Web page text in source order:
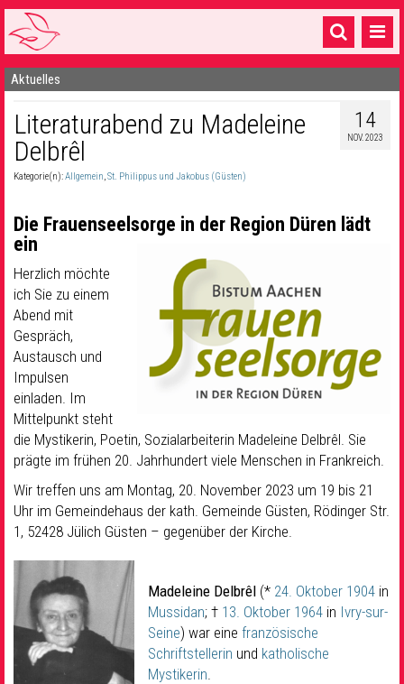
Startseite
1 Pfarrei
16 Gemeinden & mehr
Sakramente & Feste
Gemeinschaft & Soziales
Musik& Kultur
Seelsorge & Kontakt
Aktuelles
14
NOV. 2023
Literaturabend zu Madeleine
Delbrêl
Kategorie(n):Allgemein,St. Philippus und Jakobus (Güsten)
Die Frauenseelsorge in der Region Düren lädt
ein
Herzlich möchte
ich Sie zu einem
Abend mit
Gespräch,
Austausch und
Impulsen
einladen. Im
Mittelpunkt steht
die Mystikerin, Poetin, Sozialarbeiterin Madeleine Delbrêl. Sie
prägte im frühen 20. Jahrhundert viele Menschen in Frankreich.
Wir treffen uns am Montag, 20. November 2023 um 19 bis 21
Uhr im Gemeindehaus der kath. Gemeinde Güsten, Rödinger Str.
1, 52428 Jülich Güsten – gegenüber der Kirche.
Madeleine Delbrêl (* 24. Oktober 1904 in
Mussidan; † 13. Oktober 1964 in Ivry-sur-
Seine) war eine französische
Schriftstellerin und katholische
Mystikerin.